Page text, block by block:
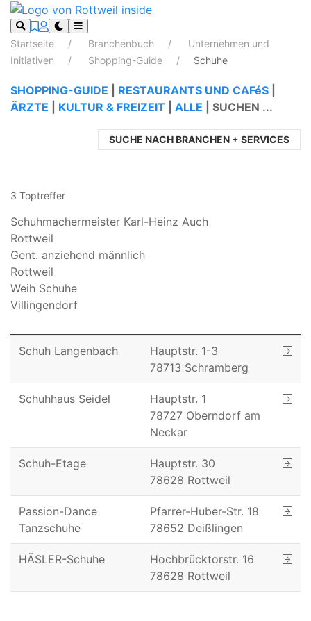
Startseite Branchenbuch
Unternehmen und
Initiativen
Shopping-Guide Schuhe
SHOPPING-GUIDE RESTAURANTS UND CAFéS
ÄRZTE
KULTUR & FREIZEIT ALLE SUCHEN ...
SUCHE NACH BRANCHEN + SERVICES
3 Toptreffer
Schuhmachermeister Karl-Heinz Auch
Rottweil
Gent. anziehend männlich
Rottweil
Weih Schuhe
Villingendorf
Schuh Langenbach
Hauptstr. 1-3
78713 Schramberg
Schuhhaus Seidel
Hauptstr. 1
78727 Oberndorf am
Neckar
Schuh-Etage
Hauptstr. 30
78628 Rottweil
Passion-Dance
Tanzschuhe
Pfarrer-Huber-Str. 18
78652 Deißlingen
HÄSLER-Schuhe
Hochbrücktorstr. 16
78628 Rottweil